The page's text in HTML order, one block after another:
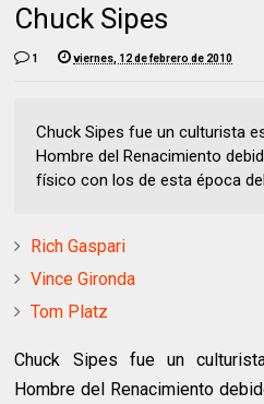
Chuck Sipes
1 viernes, 12 de febrero de 2010
Chuck Sipes fue un culturista
Hombre del Renacimiento
físico con los de esta época del
Rich Gaspari
Vince Gironda
Tom Platz
Chuck Sipes fue un
Hombre del Renacimiento